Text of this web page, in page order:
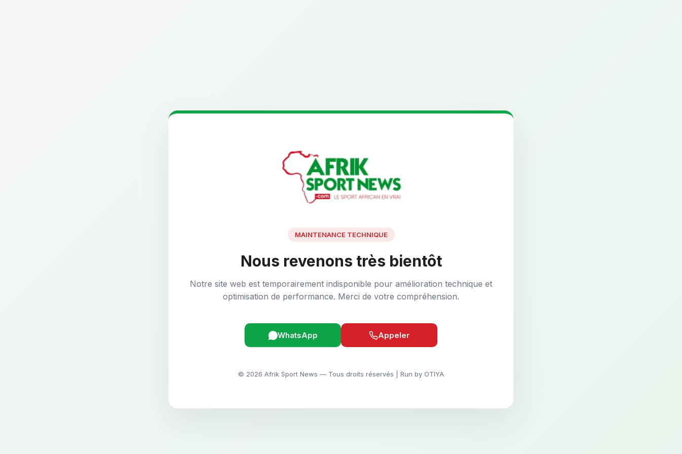
MAINTENANCE TECHNIQUE
Nous revenons très bientôt
Notre site web est temporairement indisponible pour amélioration technique et
optimisation de performance. Merci de votre compréhension.
WhatsApp Appeler
© 2026 Afrik Sport News — Tous droits réservés | Run by OTIYA